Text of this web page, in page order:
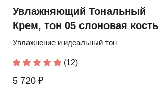
Увлажняющий Тональный
Крем, тон 05 слоновая кость
Увлажнение и идеальный тон
(12)
5 720 ₽